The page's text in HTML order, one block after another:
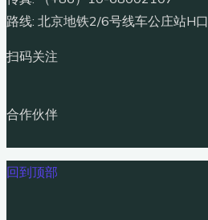
路线: 北京地铁2/6号线车公庄站H口
扫码关注
合作伙伴
回到顶部